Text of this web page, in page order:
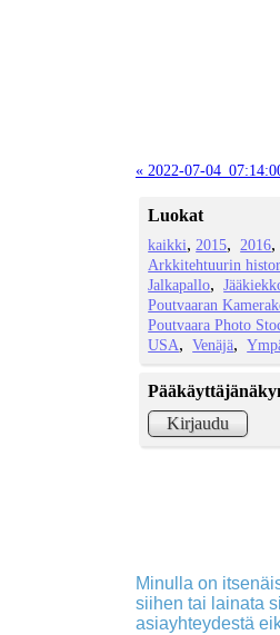
« 2022-07-
Luokat
kaikki 2015 2016
Arkkitehtuurin
Jalkapallo
Poutvaaran
Poutvaara Photo
USA
Venäjä
Kirjaudu
Minulla on
siihen tai lainata
asiayhteydestä